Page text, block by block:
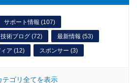
サポート情報 (107)
技術ブログ (72) 最新情報 (53)
ィア (12) スポンサー (3)
テゴリ全てを表示